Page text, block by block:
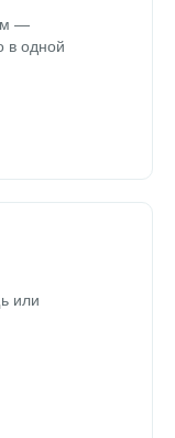
—
в одной
или